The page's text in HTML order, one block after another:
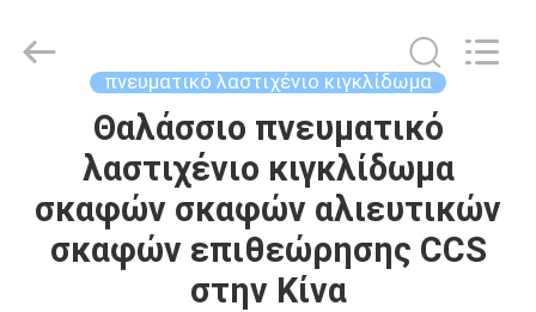
ΠΡΟΪΌΝΤΑ
Supply
πνευματικό λαστιχένιο κιγκλίδωμα
Θαλάσσιο πνευματικό
λαστιχένιο κιγκλίδωμα
σκαφών σκαφών αλιευτικών
σκαφών επιθεώρησης CCS
στην Κίνα